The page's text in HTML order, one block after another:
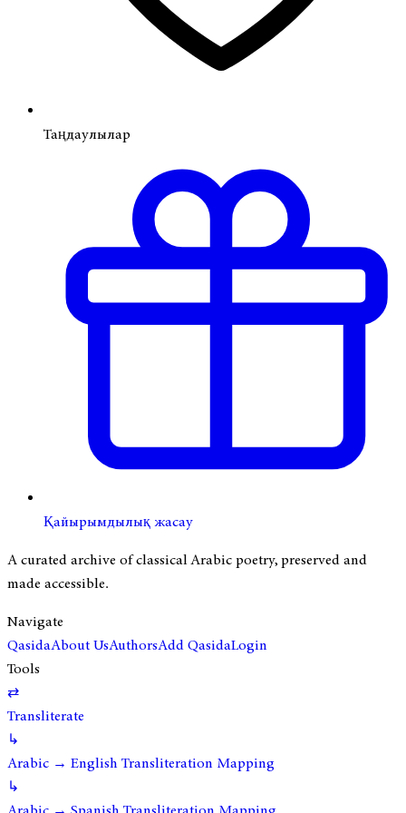
Таңдаулылар
Қайырымдылық жасау
A curated archive of classical Arabic poetry, preserved and
made accessible.
Navigate
QasidaAbout UsAuthorsAdd QasidaLogin
Tools
⇄
Transliterate
↳
Arabic → English Transliteration Mapping
↳